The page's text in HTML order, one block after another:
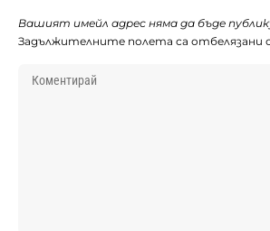
Вашият имейл адрес няма да бъде
Задължителните полета са отбелязани с